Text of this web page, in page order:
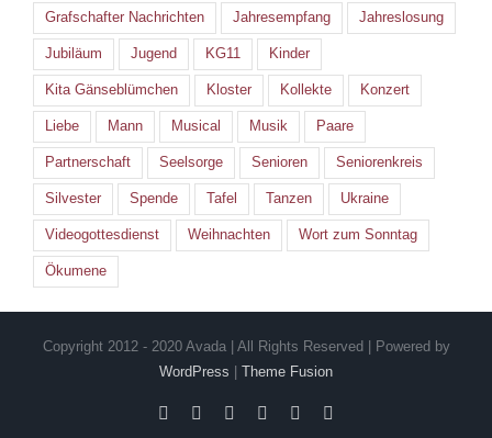
Grafschafter Nachrichten Jahresempfang Jahreslosung
Jubiläum Jugend KG11 Kinder
Kita Gänseblümchen Kloster Kollekte Konzert
Liebe Mann Musical Musik Paare
Partnerschaft Seelsorge Senioren Seniorenkreis
Silvester Spende Tafel Tanzen Ukraine
Videogottesdienst Weihnachten Wort zum Sonntag
Ökumene
Copyright 2012 - 2020 Avada | All Rights Reserved | Powered by
WordPress
Theme Fusion
FacebookInstagramYouTube
Spotify